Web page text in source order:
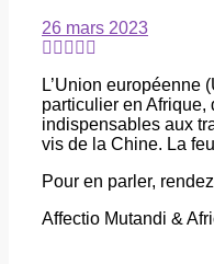
26 mars 2023
L’Union européenne
particulier en Afrique,
indispensables aux
vis de la Chine. La
Pour en parler,
Affectio Mutandi &